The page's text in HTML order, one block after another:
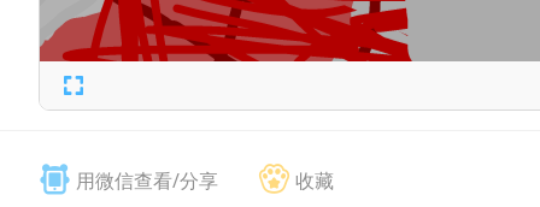
用微信查看/分享 收藏